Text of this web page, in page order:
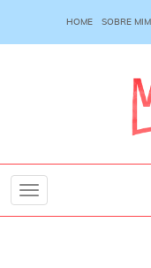
HOME SOBRE MIM
Toggle